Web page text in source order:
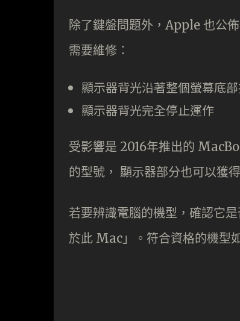
除了鍵盤問題外，Apple 也公
需要維修：
顯示器背光沿著整個螢幕底
顯示器背光完全停止運作
受影響是 2016年推出的
的型號， 顯示器部分也可以獲
若要辨識電腦的機型，確認它
於此 Mac」。符合資格的機型